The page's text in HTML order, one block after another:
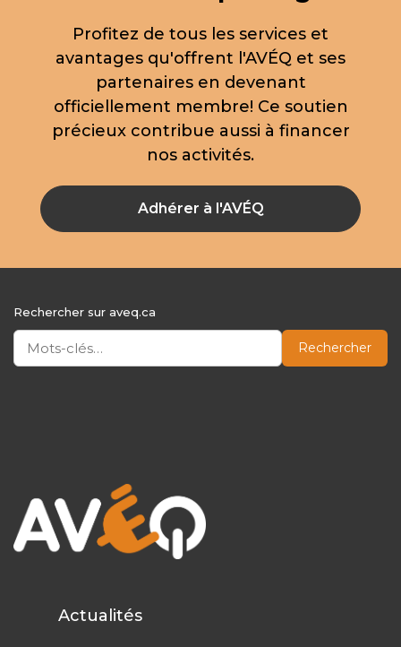
Profitez de tous les services et
avantages qu'offrent l'AVÉQ et ses
partenaires en devenant
officiellement membre! Ce soutien
précieux contribue aussi à financer
nos activités.
Adhérer à l'AVÉQ
Rechercher sur aveq.ca
Rechercher
Actualités